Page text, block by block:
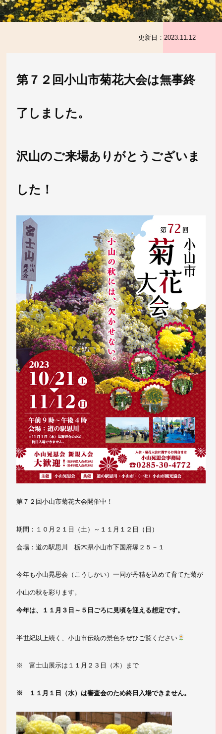
更新日： 2023.11.12
第７２回小山市菊花大会は無事終
了しました。
沢山のご来場ありがとうございま
した！
第７２回小山市菊花大会開催中！
期間：１０月２１日（土）～１１月１２日（日）
会場：道の駅思川 栃木県小山市下国府塚２５－１
今年も小山晃思会（こうしかい）一同が丹精を込めて育てた菊が
小山の秋を彩ります。
今年は、１１月３ 日～５日ごろに見頃を迎える想定です。
半世紀以上続く、小山市伝統の景色をぜひご覧ください
※ 富士山展示は１１月２３日（木）まで
※ １１月１日（水）は審査会のため終日入場できません。